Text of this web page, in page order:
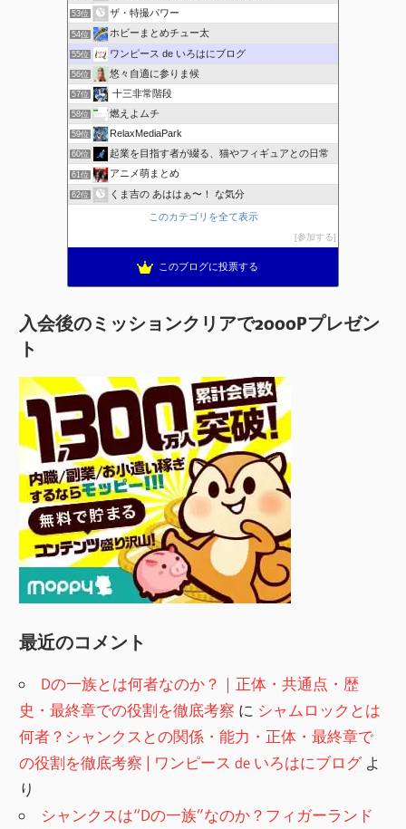
53位 ザ・特撮パワー
54位 ホビーまとめチュー太
55位 ワンピース de いろはにブログ
56位 悠々自適に参りま候
57位 十三非常階段
58位 燃えよムチ
59位 RelaxMediaPark
60位 起業を目指す者が綴る、猫やフィギュアとの日常
61位 アニメ萌まとめ
62位 くま吉の あははぁ〜！ な気分
このカテゴリを全て表示
参加する
このブログに投票する
入会後のミッションクリアで2000Pプレゼン
ト
最近のコメント
Dの一族とは何者なのか？｜正体・共通点・歴
史・最終章での役割を徹底考察 に シャムロックとは
何者？シャンクスとの関係・能力・正体・最終章で
の役割を徹底考察 | ワンピース de いろはにブログよ
り
シャンクスは“Dの一族”なのか？フィガーランド